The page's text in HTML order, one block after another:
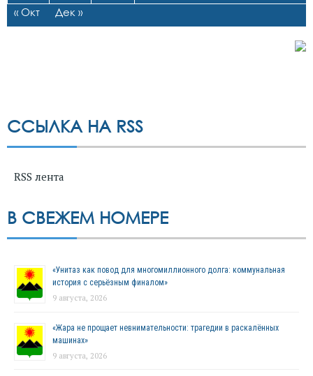
« Окт Дек »
ССЫЛКА НА RSS
RSS лента
В СВЕЖЕМ НОМЕРЕ
«Унитаз как повод для многомиллионного долга: коммунальная
история с серьёзным финалом»
9 августа, 2026
«Жара не прощает невнимательности: трагедии в раскалённых
машинах»
9 августа, 2026